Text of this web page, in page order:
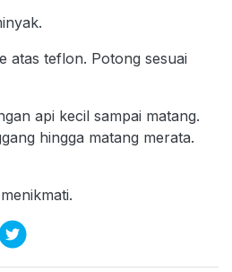
atas teflon. Potong sesuai
api kecil sampai matang.
hingga matang merata.